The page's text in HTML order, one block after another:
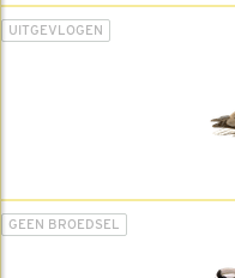
UITGEVLOGEN
GEEN BROEDSEL